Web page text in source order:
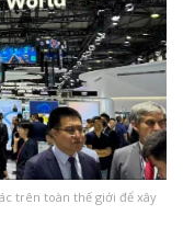
trên toàn thế giới để xây